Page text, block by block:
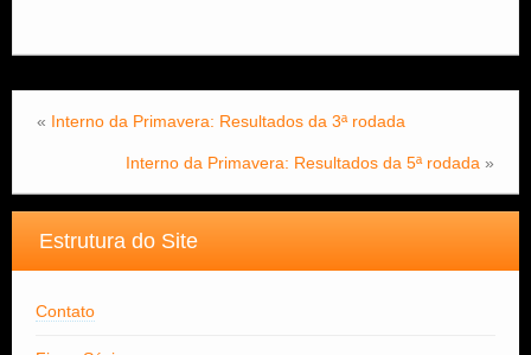
« Interno da Primavera: Resultados da 3ª rodada
Interno da Primavera: Resultados da 5ª rodada »
Estrutura do Site
Contato